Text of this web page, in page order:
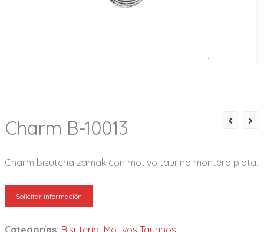
Charm B-10013
Charm bisuteria zamak con motivo taurino montera plata.
Solicitar información